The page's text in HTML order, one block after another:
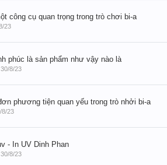
công cụ quan trọng trong trò chơi bi-a
23
phúc là sản phẩm như vậy nào là
30/8/23
phương tiện quan yếu trong trò nhởi bi-a
8/23
- In UV Dinh Phan
30/8/23